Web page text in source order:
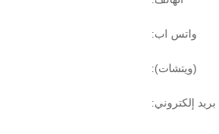
واتس اب:
(ويتشات):
بريد إلكتروني: